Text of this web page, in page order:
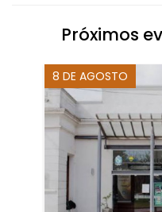
Próximos
8 DE AGOSTO